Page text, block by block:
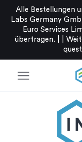
Alle Bestellungen
Labs Germany
Euro Services
übertragen. |
menu